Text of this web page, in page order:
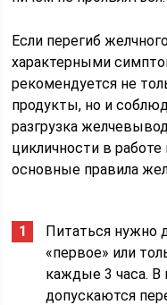
Если перегиб
характерными
рекомендуется не
продукты, но и
разгрузка
цикличности в
основные правила
Питаться нужно
«первое» или
каждые 3 часа.
допускаются